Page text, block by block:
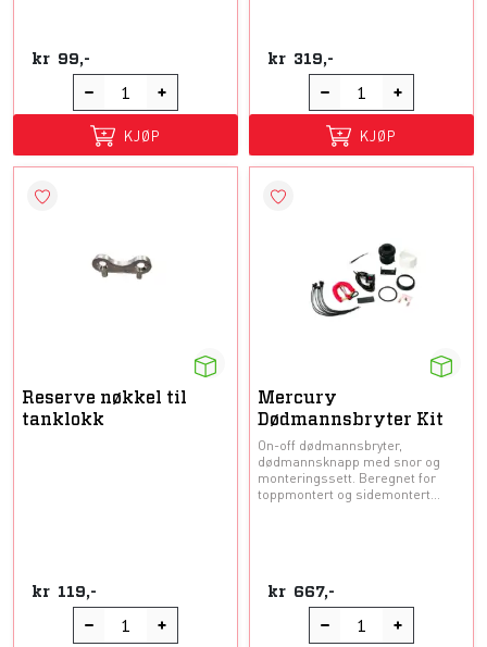
kr 99,-
KJØP
kr 319,-
KJØP
Reserve nøkkel til
tanklokk
kr 119,-
Mercury
Dødmannsbryter Kit
On-off dødmannsbryter,
dødmannsknapp med snor og
monteringssett. Beregnet for
toppmontert og sidemontert...
kr 667,-